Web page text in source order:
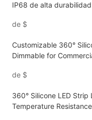
IP68 de alta
de $
Customizable 360°
Dimmable for
de $
360° Silicone LED Strip
Temperature